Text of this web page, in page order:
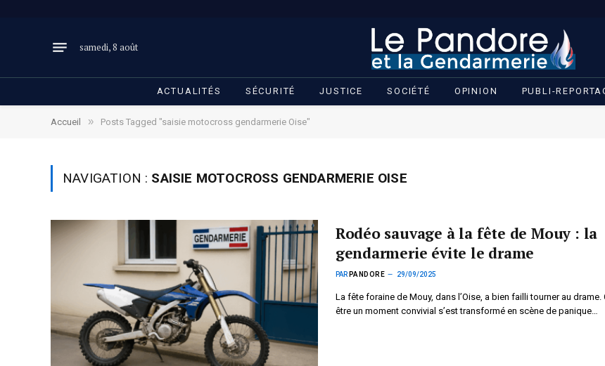
samedi, 8 août
ACTUALITÉS SÉCURITÉ JUSTICE SOCIÉTÉ OPINION PUBLI-
Accueil » Posts Tagged "saisie motocross gendarmerie Oise"
NAVIGATION : SAISIE MOTOCROSS GENDARMERIE OISE
Rodéo sauvage à la fête de Mouy : la
gendarmerie évite le drame
PAR PANDORE 29/09/2025
La fête foraine de Mouy, dans l’Oise, a bien failli tourner au drame.
être un moment convivial s’est transformé en scène de panique…